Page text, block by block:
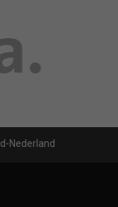
Nederland